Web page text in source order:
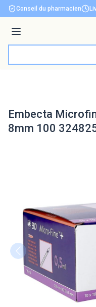
Aller au contenu
Conseil du pharmacien
Menu
Embecta
8mm 100